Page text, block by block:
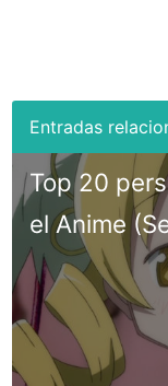
Top 20
el Anime